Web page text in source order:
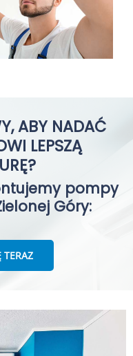
ABY NADAĆ
LEPSZĄ
pompy
Góry:
TERAZ